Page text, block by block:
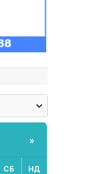
»
СБ НД